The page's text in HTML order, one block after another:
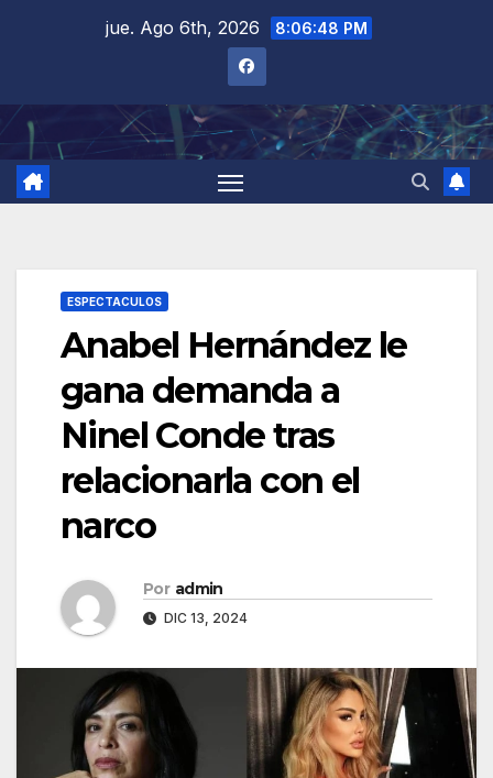
jue. Ago 6th, 2026 8:06:49 PM
ESPECTACULOS
Anabel Hernández le
gana demanda a
Ninel Conde tras
relacionarla con el
narco
Por admin
DIC 13, 2024